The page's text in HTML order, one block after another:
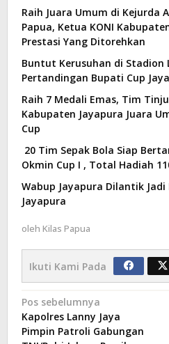
Raih Juara Umum di Kejurda
Papua, Ketua KONI
Prestasi Yang Ditorehkan
Buntut Kerusuhan di Stadion
Pertandingan Bupati Cup
Raih 7 Medali Emas, Tim
Kabupaten Jayapura Juara
Cup
20 Tim Sepak Bola Siap
Okmin Cup I , Total Hadiah
Wabup Jayapura Dilantik
Jayapura
oleh Kilas Papua
Ikuti Kami Pada
Navigasi
pos
Pos sebelumnya
Kapolres Lanny Jaya
Pimpin Patroli Gabungan